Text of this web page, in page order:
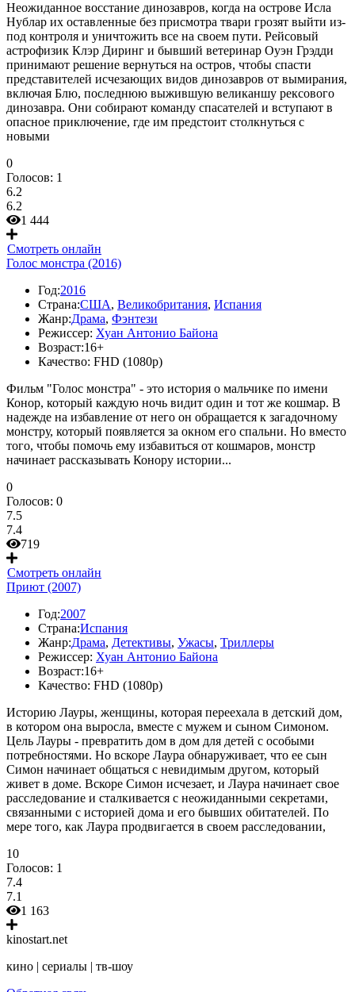
Неожиданное восстание динозавров, когда на острове Исла
Нублар их оставленные без присмотра твари грозят выйти из-
под контроля и уничтожить все на своем пути. Рейсовый
астрофизик Клэр Диринг и бывший ветеринар Оуэн Грэдди
принимают решение вернуться на остров, чтобы спасти
представителей исчезающих видов динозавров от вымирания,
включая Блю, последнюю выжившую великаншу рексового
динозавра. Они собирают команду спасателей и вступают в
опасное приключение, где им предстоит столкнуться с
новыми
0
Голосов: 1
6.2
6.2
1 444
Смотреть онлайн
Голос монстра (2016)
Год:2016
Страна:США, Великобритания, Испания
Жанр:Драма, Фэнтези
Режиссер: Хуан Антонио Байона
Возраст:16+
Качество: FHD (1080p)
Фильм "Голос монстра" - это история о мальчике по имени
Конор, который каждую ночь видит один и тот же кошмар. В
надежде на избавление от него он обращается к загадочному
монстру, который появляется за окном его спальни. Но вместо
того, чтобы помочь ему избавиться от кошмаров, монстр
начинает рассказывать Конору истории...
0
Голосов: 0
7.5
7.4
719
Смотреть онлайн
Приют (2007)
Год:2007
Страна:Испания
Жанр:Драма, Детективы, Ужасы, Триллеры
Режиссер: Хуан Антонио Байона
Возраст:16+
Качество: FHD (1080p)
Историю Лауры, женщины, которая переехала в детский дом,
в котором она выросла, вместе с мужем и сыном Симоном.
Цель Лауры - превратить дом в дом для детей с особыми
потребностями. Но вскоре Лаура обнаруживает, что ее сын
Симон начинает общаться с невидимым другом, который
живет в доме. Вскоре Симон исчезает, и Лаура начинает свое
расследование и сталкивается с неожиданными секретами,
связанными с историей дома и его бывших обитателей. По
мере того, как Лаура продвигается в своем расследовании,
10
Голосов: 1
7.4
7.1
1 163
kinostart.net
кино | сериалы | тв-шоу